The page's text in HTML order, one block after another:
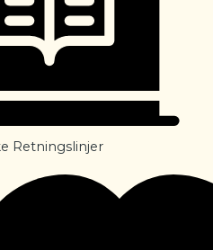
Retningslinjer